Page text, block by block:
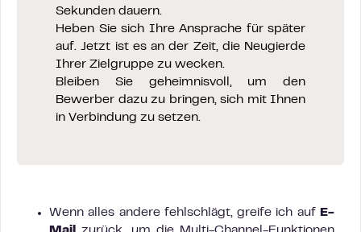
Sekunden dauern.
Heben Sie sich Ihre Ansprache für später
auf. Jetzt ist es an der Zeit, die Neugierde
Ihrer Zielgruppe zu wecken.
Bleiben Sie geheimnisvoll, um den
Bewerber dazu zu bringen, sich mit Ihnen
in Verbindung zu setzen.
Wenn alles andere fehlschlägt, greife ich auf E-